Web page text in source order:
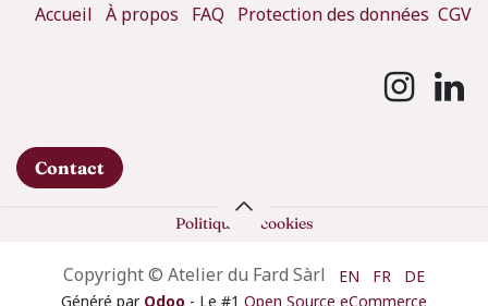
Accueil À propos FAQ Protection des données CGV
Contact
Politique de cookies
Copyright © Atelier du Fard Sàrl EN FR
DE
Généré par Odoo - Le #1 Open Source eCommerce